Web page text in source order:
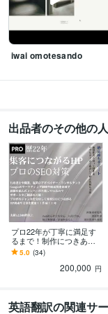
Web制作・HP作成・EC
ライティング・翻訳
語学力
英語 ネイティブレベル
iwai omotesando
出品者のその他の
プロ22年が丁寧に満足す
るまで！制作につきあい
ます プロが分析して強い
SEO！集客に強い！ホー
ムページ！作成
5.0 (34)
200,000 円
英語翻訳の関連サ